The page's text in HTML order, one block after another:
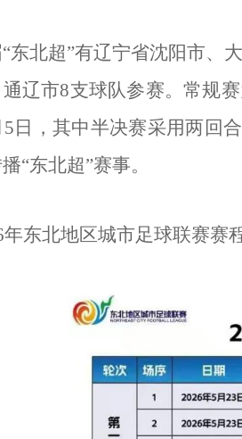
东北超”有辽宁省沈阳市、
辽市8支球队参赛。常规
5日，其中半决赛采用两回
“东北超”赛事。
年东北地区城市足球联赛赛